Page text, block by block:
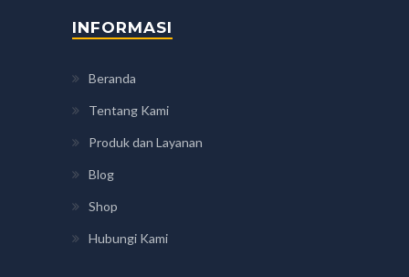
INFORMASI
Beranda
Tentang Kami
Produk dan Layanan
Blog
Shop
Hubungi Kami